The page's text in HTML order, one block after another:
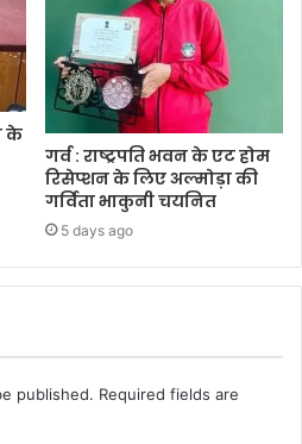
के
गर्व : राष्ट्रपति भवन के एट होम
रिसेप्शन के लिए अल्मोड़ा की
गर्विता भाकुनी चयनित
5 days ago
published. Required fields are